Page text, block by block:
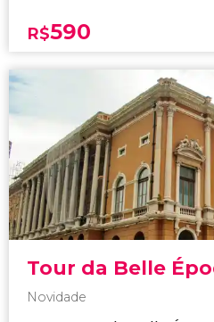
R$590
Tour da Belle
Novidade